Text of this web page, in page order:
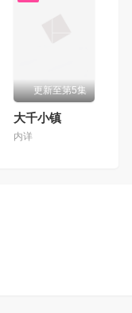
更新至第5集
大千小镇
内详